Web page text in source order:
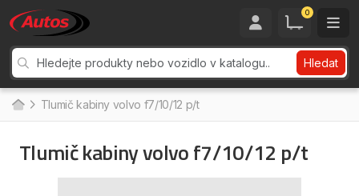
0
Hledat
Tlumič kabiny volvo f7/10/12 p/t
Tlumič kabiny volvo f7/10/12 p/t